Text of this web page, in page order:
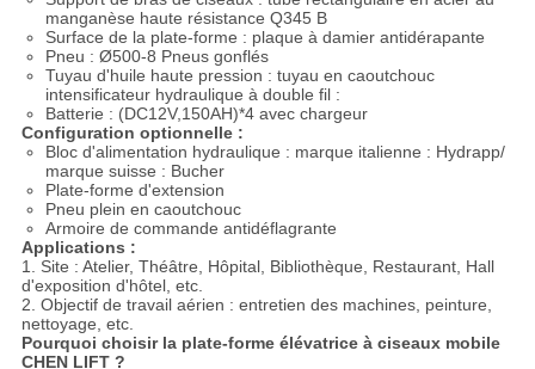
manganèse haute résistance Q345 B
Surface de la plate-forme : plaque à damier antidérapante
Pneu : Ø500-8 Pneus gonflés
Tuyau d'huile haute pression : tuyau en caoutchouc
intensificateur hydraulique à double fil :
Batterie : (DC12V,150AH)*4 avec chargeur
Configuration optionnelle :
Bloc d'alimentation hydraulique : marque italienne : Hydrapp/
marque suisse : Bucher
Plate-forme d'extension
Pneu plein en caoutchouc
Armoire de commande antidéflagrante
Applications :
1. Site : Atelier, Théâtre, Hôpital, Bibliothèque, Restaurant, Hall
d'exposition d'hôtel, etc.
2. Objectif de travail aérien : entretien des machines, peinture,
nettoyage, etc.
Pourquoi choisir la plate-forme élévatrice à ciseaux mobile
CHEN LIFT ?